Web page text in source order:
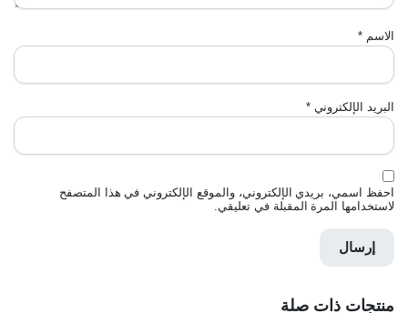
الاسم *
البريد الإلكتروني*
احفظ اسمي، بريدي الإلكتروني، والموقع الإلكتروني في هذا المتصفح
لاستخدامها المرة المقبلة في تعليقي.
منتجات ذات صلة